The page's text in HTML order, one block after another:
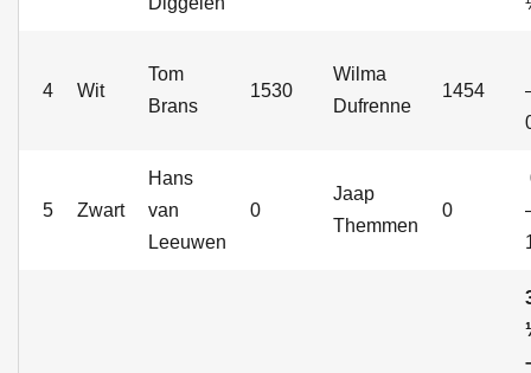
4 Wit
Tom
Brans
1530
Wilma
Dufrenne
1454
5 Zwart
Hans
van
Leeuwen
0
Jaap
Themmen
0